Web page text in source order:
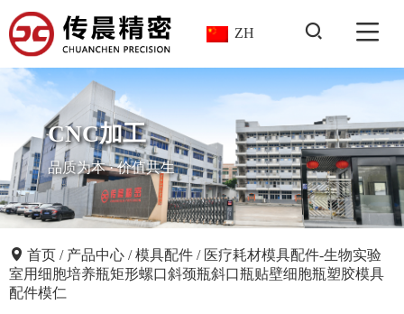
ZH
CNC加工
品质为本 · 价值共生
首页 / 产品中心 /模具配件 / 医疗耗材模具配件-生物实验
室用细胞培养瓶矩形螺口斜颈瓶斜口瓶贴壁细胞瓶塑胶模具
配件模仁